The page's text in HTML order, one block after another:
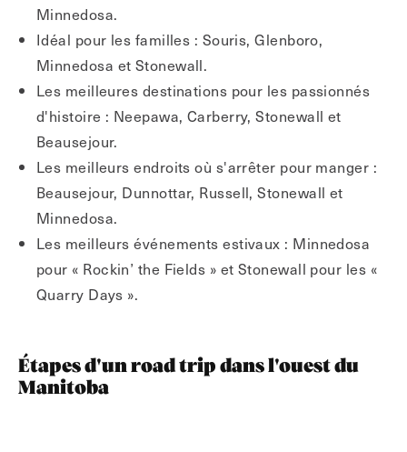
Minnedosa.
Idéal pour les familles : Souris, Glenboro,
Minnedosa et Stonewall.
Les meilleures destinations pour les passionnés
d'histoire : Neepawa, Carberry, Stonewall et
Beausejour.
Les meilleurs endroits où s'arrêter pour manger :
Beausejour, Dunnottar, Russell, Stonewall et
Minnedosa.
Les meilleurs événements estivaux : Minnedosa
pour « Rockin’ the Fields » et Stonewall pour les «
Quarry Days ».
Étapes d'un road trip dans l'ouest du
Manitoba